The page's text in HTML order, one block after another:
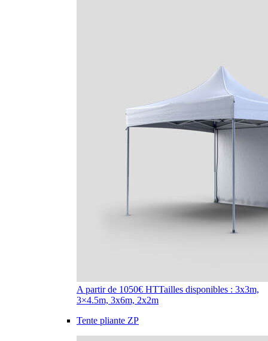
A partir de 1050€ HTTailles disponibles : 3x3m,
3×4.5m, 3x6m, 2x2m
Tente pliante ZP